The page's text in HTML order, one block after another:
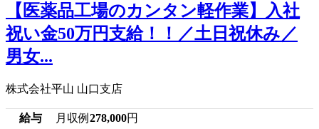
【医薬品工場のカンタン軽作業】入社
祝い金50万円支給！！／土日祝休み／
男女...
株式会社平山 山口支店
給与 月収例 278,000円